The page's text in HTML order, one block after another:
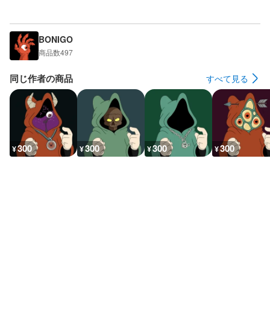
BONIGO
商品数497
同じ作者の商品 すべて見る
¥300 ¥300 ¥300 ¥300